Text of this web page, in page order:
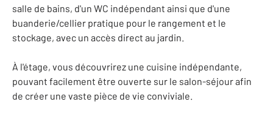
salle de bains, d'un WC indépendant ainsi que d'une
buanderie/cellier pratique pour le rangement et le
stockage, avec un accès direct au jardin.
À l'étage, vous découvrirez une cuisine indépendante,
pouvant facilement être ouverte sur le salon-séjour afin
de créer une vaste pièce de vie conviviale.